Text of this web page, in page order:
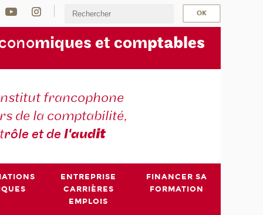
miques et comptables
francophone
de la comptabilité,
rôle et del'audit
ENTREPRISE
CARRIÈRES
EMPLOIS
FINANCER SA
FORMATION